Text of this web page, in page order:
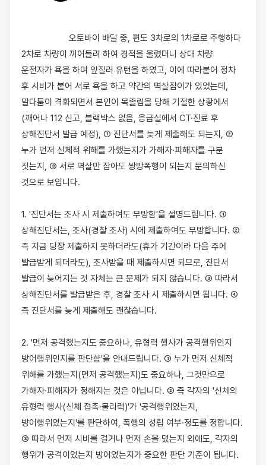
2차로 차량이 끼어들려 하여 경적을 울렸더니 상대 차량
운전자가 욕을 하며 앞질러 유턴을 하였고, 이에 따라붙어 정차
후 시비가 붙어 서로 욕을 하고 약간의 멱살잡이가 있었는데,
말다툼이 격화되면서 본인이 목졸림을 당해 기절한 상황에서
(깨어나 112 신고, 블랙박스 없음, 응급실에서 CT·진료 후
상해진단서 발급 예정), ① 진단서를 늦게 제출해도 되는지, ②
누가 먼저 신체적 위해를 가했는지가 가해자·피해자를 구분
짓는지, ③ 서로 멱살만 잡아도 쌍방폭행이 되는지 문의하신
것으로 보입니다.
1. '진단서는 조사 시 제출하여도 무방함'을 설명드립니다. ①
상해진단서는, 조사(경찰 조사) 시에 제출하여도 무방합니다. ②
즉 지금 당장 제출하지 못하더라도(휴가 기간이라 다음 주에
발급받게 되더라도), 조사받을 때 제출하시면 되므로, 진단서
발급이 늦어지는 것 자체는 큰 문제가 되지 않습니다. ③ 따라서
상해진단서를 발급받은 후, 경찰 조사 시 제출하시면 됩니다. ④
즉 진단서를 늦게 제출해도 괜찮습니다.
2. '먼저 공격했는지도 중요하나, 유형력 행사가 공격행위인지
방어행위인지를 판단함'을 안내드립니다. ① 누가 먼저 신체적
위해를 가했는지(먼저 공격했는지)도 중요하나, 그것만으로
가해자·피해자가 정해지는 것은 아닙니다. ② 즉 각자의 '신체의
유형력 행사(신체 접촉·물리력)'가 '공격행위였는지,
방어행위였는지'를 판단하여, 폭행의 성립 여부·정도를 정합니다.
③ 따라서 먼저 시비를 걸거나 먼저 손을 댔는지 외에도, 각자의
행위가 공격이었는지 방어였는지가 중요한 판단 기준이 됩니다.